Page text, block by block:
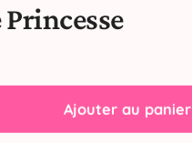
Ajouter au panier